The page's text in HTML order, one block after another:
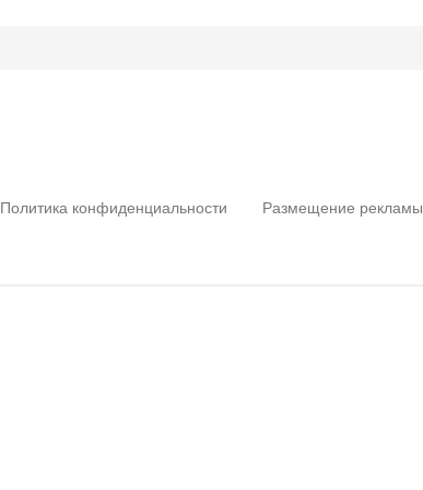
Политика конфиденциальности Размещение рекламы